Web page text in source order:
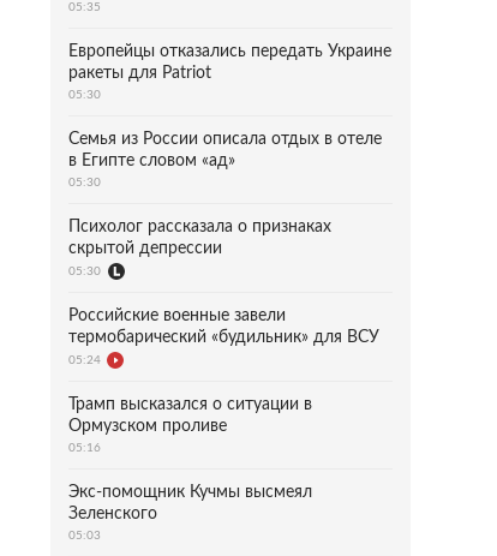
05:35
Европейцы отказались передать Украине
ракеты для Patriot
05:30
Семья из России описала отдых в отеле
в Египте словом «ад»
05:30
Психолог рассказала о признаках
скрытой депрессии
05:30
Российские военные завели
термобарический «будильник» для ВСУ
05:24
Трамп высказался о ситуации в
Ормузском проливе
05:16
Экс-помощник Кучмы высмеял
Зеленского
05:03